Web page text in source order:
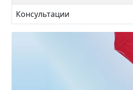
Консультации